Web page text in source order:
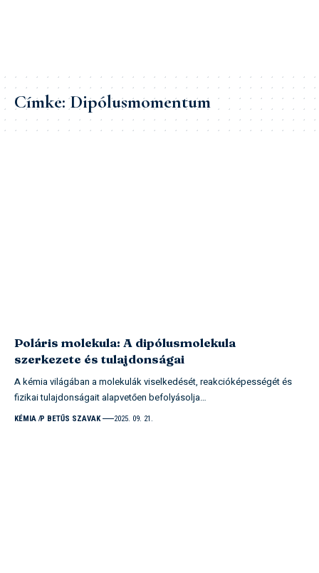
Címke:Dipólusmomentum
Poláris molekula: A dipólusmolekula
szerkezete és tulajdonságai
A kémia világában a molekulák viselkedését, reakcióképességét és
fizikai tulajdonságait alapvetően befolyásolja…
KÉMIA P BETŰS SZAVAK 2025. 09. 21.